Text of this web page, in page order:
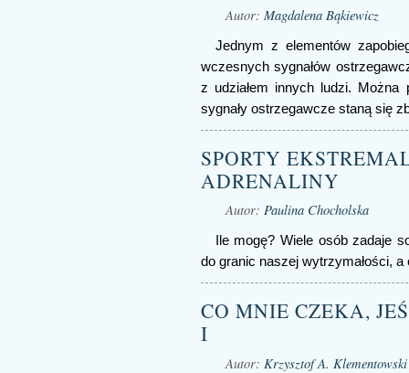
Autor: Magdalena Bąkiewicz
Jednym z elementów
wczesnych sygnałów
z udziałem innych ludzi. Można
sygnały ostrzegawcze staną się
SPORTY
ADRENALINY
Autor: Paulina Chocholska
Ile mogę? Wiele osób zadaje
do granic naszej wytrzymałości,
CO MNIE CZEKA,
I
Autor: Krzysztof A. Klementowski